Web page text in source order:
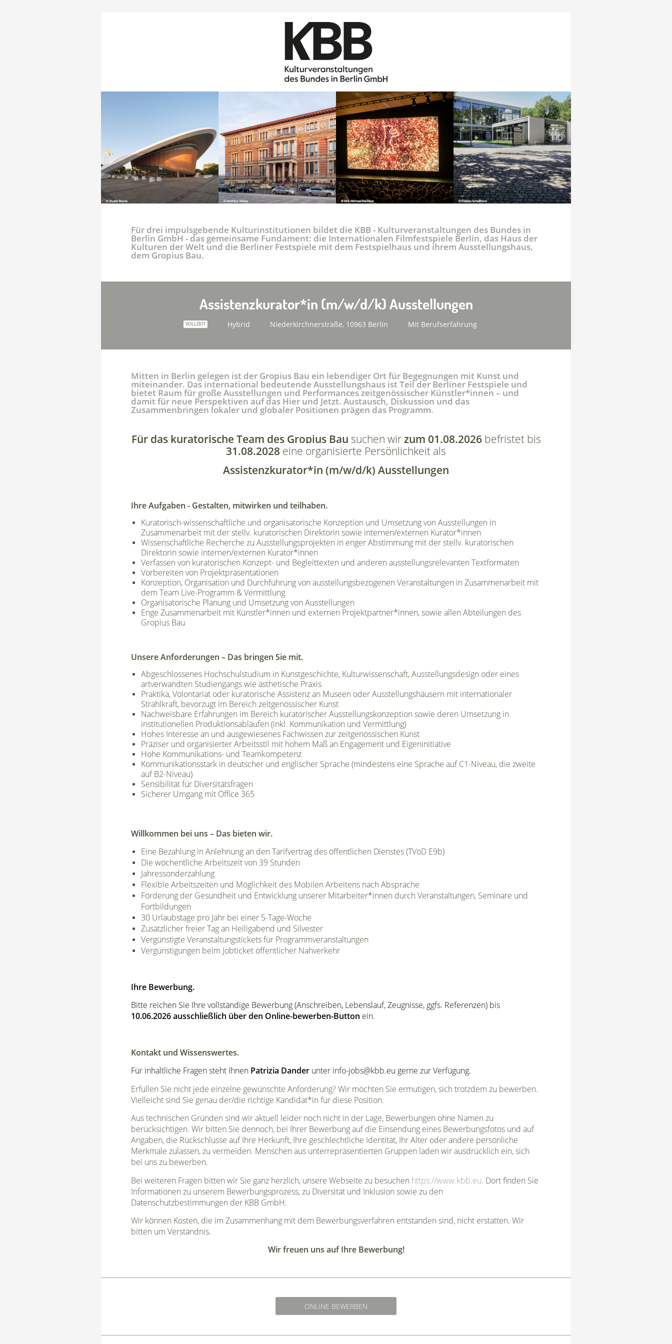
Für drei impulsgebende Kulturinstitutionen bildet die KBB - Kulturveranstaltungen des Bundes in
Berlin GmbH - das gemeinsame Fundament: die Internationalen Filmfestspiele Berlin, das Haus der
Kulturen der Welt und die Berliner Festspiele mit dem Festspielhaus und ihrem Ausstellungshaus,
dem Gropius Bau.
Assistenzkurator*in (m/w/d/k) Ausstellungen
VOLLZEIT Hybrid Niederkirchnerstraße, 10963 Berlin Mit Berufserfahrung
Mitten in Berlin gelegen ist der Gropius Bau ein lebendiger Ort für Begegnungen mit Kunst und
miteinander. Das international bedeutende Ausstellungshaus ist Teil der Berliner Festspiele und
bietet Raum für große Ausstellungen und Performances zeitgenössischer Künstler*innen – und
damit für neue Perspektiven auf das Hier und Jetzt. Austausch, Diskussion und das
Zusammenbringen lokaler und globaler Positionen prägen das Programm.
Für das kuratorische Team des Gropius Bau suchen wirzum 01.08.2026 befristet bis
31.08.2028 eine organisierte Persönlichkeit als
Assistenzkurator*in (m/w/d/k) Ausstellungen
Ihre Aufgaben - Gestalten, mitwirken und teilhaben.
Kuratorisch-wissenschaftliche und organisatorische Konzeption und Umsetzung von Ausstellungen in
Zusammenarbeit mit der stellv. kuratorischen Direktorin sowie internen/externen Kurator*innen
Wissenschaftliche Recherche zu Ausstellungsprojekten in enger Abstimmung mit der stellv. kuratorischen
Direktorin sowie internen/externen Kurator*innen
Verfassen von kuratorischen Konzept- und Begleittexten und anderen ausstellungsrelevanten Textformaten
Vorbereiten von Projektpräsentationen
Konzeption, Organisation und Durchführung von ausstellungsbezogenen Veranstaltungen in Zusammenarbeit mit
dem Team Live-Programm & Vermittlung
Organisatorische Planung und Umsetzung von Ausstellungen
Enge Zusammenarbeit mit Künstler*innen und externen Projektpartner*innen, sowie allen Abteilungen des
Gropius Bau
Unsere Anforderungen – Das bringen Sie mit.
Abgeschlossenes Hochschulstudium in Kunstgeschichte, Kulturwissenschaft, Ausstellungsdesign oder eines
artverwandten Studiengangs wie ästhetische Praxis
Praktika, Volontariat oder kuratorische Assistenz an Museen oder Ausstellungshäusern mit internationaler
Strahlkraft, bevorzugt im Bereich zeitgenössischer Kunst
Nachweisbare Erfahrungen im Bereich kuratorischer Ausstellungskonzeption sowie deren Umsetzung in
institutionellen Produktionsabläufen (inkl. Kommunikation und Vermittlung)
Hohes Interesse an und ausgewiesenes Fachwissen zur zeitgenössischen Kunst
Präziser und organisierter Arbeitsstil mit hohem Maß an Engagement und Eigeninitiative
Hohe Kommunikations- und Teamkompetenz
Kommunikationsstark in deutscher und englischer Sprache (mindestens eine Sprache auf C1-Niveau, die zweite
auf B2-Niveau)
Sensibilität für Diversitätsfragen
Sicherer Umgang mit Office 365
Willkommen bei uns – Das bieten wir.
Eine Bezahlung in Anlehnung an den Tarifvertrag des öffentlichen Dienstes (TVöD E9b)
Die wöchentliche Arbeitszeit von 39 Stunden
Jahressonderzahlung
Flexible Arbeitszeiten und Möglichkeit des Mobilen Arbeitens nach Absprache
Förderung der Gesundheit und Entwicklung unserer Mitarbeiter*innen durch Veranstaltungen, Seminare und
Fortbildungen
30 Urlaubstage pro Jahr bei einer 5-Tage-Woche
Zusätzlicher freier Tag an Heiligabend und Silvester
Vergünstigte Veranstaltungstickets für Programmveranstaltungen
Vergünstigungen beim Jobticket öffentlicher Nahverkehr
Ihre Bewerbung.
Bitte reichen Sie Ihre vollständige Bewerbung (Anschreiben, Lebenslauf, Zeugnisse, ggfs. Referenzen) bis
10.06.2026 ausschließlich über den Online-bewerben-Button ein.
Kontakt und Wissenswertes.
Für inhaltliche Fragen steht Ihnen Patrizia Dander unter info-jobs@kbb.eu gerne zur Verfügung.
Erfüllen Sie nicht jede einzelne gewünschte Anforderung? Wir möchten Sie ermutigen, sich trotzdem zu bewerben.
Vielleicht sind Sie genau der/die richtige Kandidat*in für diese Position.
Aus technischen Gründen sind wir aktuell leider noch nicht in der Lage, Bewerbungen ohne Namen zu
berücksichtigen. Wir bitten Sie dennoch, bei Ihrer Bewerbung auf die Einsendung eines Bewerbungsfotos und auf
Angaben, die Rückschlüsse auf Ihre Herkunft, Ihre geschlechtliche Identität, Ihr Alter oder andere persönliche
Merkmale zulassen, zu vermeiden. Menschen aus unterrepräsentierten Gruppen laden wir ausdrücklich ein, sich
bei uns zu bewerben.
Bei weiteren Fragen bitten wir Sie ganz herzlich, unsere Webseite zu besuchen https://www.kbb.eu. Dort finden Sie
Informationen zu unserem Bewerbungsprozess, zu Diversität und Inklusion sowie zu den
Datenschutzbestimmungen der KBB GmbH.
Wir können Kosten, die im Zusammenhang mit dem Bewerbungsverfahren entstanden sind, nicht erstatten. Wir
bitten um Verständnis.
Wir freuen uns auf Ihre Bewerbung!
ONLINE BEWERBEN